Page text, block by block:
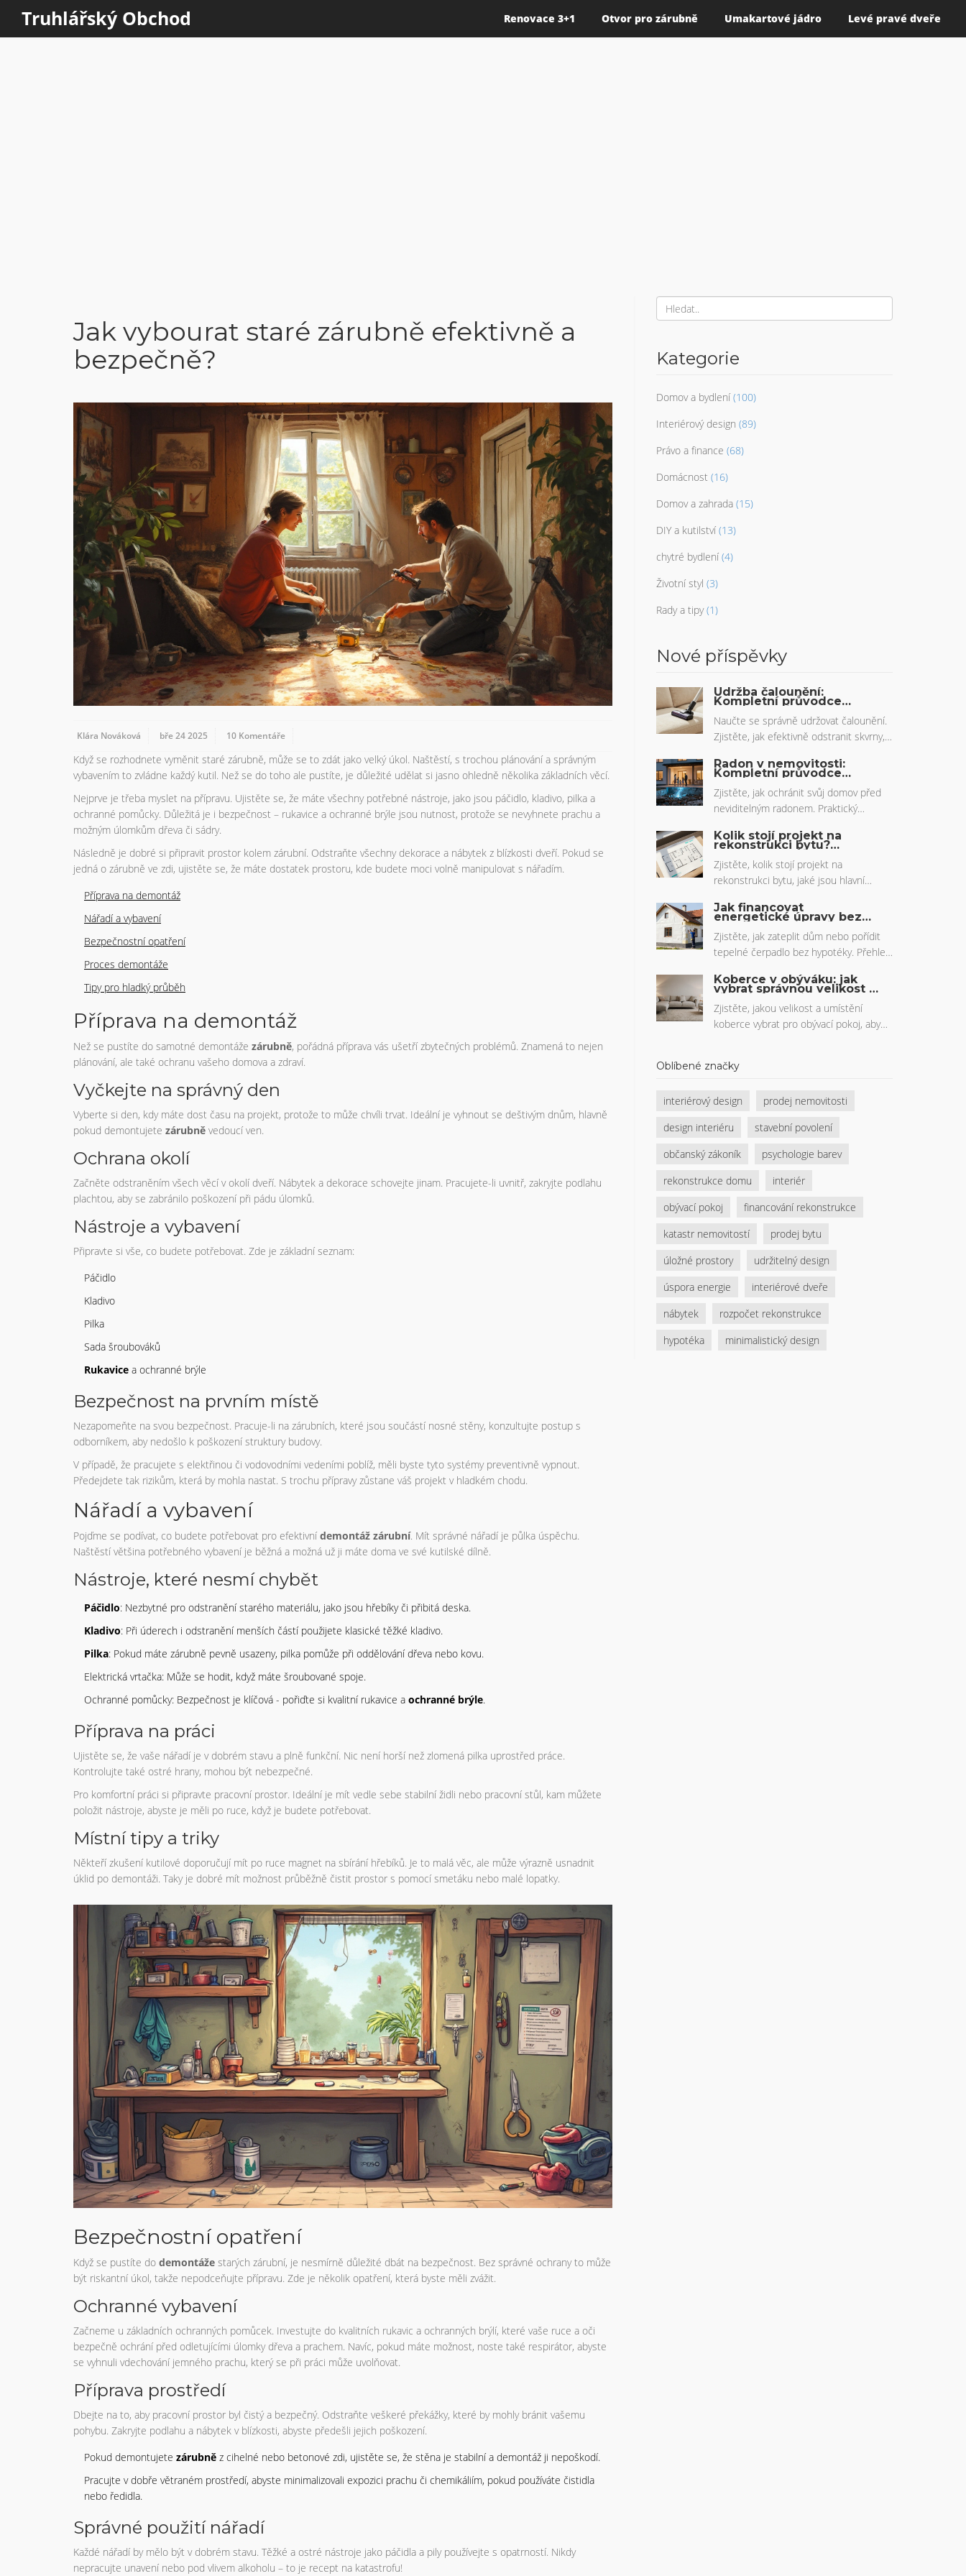
Truhlářský Obchod Renovace 3+1 Otvor pro zárubně Umakartové jádro Levé pravé dveře
Jak vybourat staré zárubně efektivně a
bezpečně?
Klára Nováková bře 24 2025 10 Komentáře
Když se rozhodnete vyměnit staré zárubně, může se to zdát jako velký úkol. Naštěstí, s trochou plánování a správným
vybavením to zvládne každý kutil. Než se do toho ale pustíte, je důležité udělat si jasno ohledně několika základních věcí.
Nejprve je třeba myslet na přípravu. Ujistěte se, že máte všechny potřebné nástroje, jako jsou páčidlo, kladivo, pilka a
ochranné pomůcky. Důležitá je i bezpečnost – rukavice a ochranné brýle jsou nutnost, protože se nevyhnete prachu a
možným úlomkům dřeva či sádry.
Následně je dobré si připravit prostor kolem zárubní. Odstraňte všechny dekorace a nábytek z blízkosti dveří. Pokud se
jedná o zárubně ve zdi, ujistěte se, že máte dostatek prostoru, kde budete moci volně manipulovat s nářadím.
Příprava na demontáž
Nářadí a vybavení
Bezpečnostní opatření
Proces demontáže
Tipy pro hladký průběh
Příprava na demontáž
Než se pustíte do samotné demontáže zárubně, pořádná příprava vás ušetří zbytečných problémů. Znamená to nejen
plánování, ale také ochranu vašeho domova a zdraví.
Vyčkejte na správný den
Vyberte si den, kdy máte dost času na projekt, protože to může chvíli trvat. Ideální je vyhnout se deštivým dnům, hlavně
pokud demontujete zárubně vedoucí ven.
Ochrana okolí
Začněte odstraněním všech věcí v okolí dveří. Nábytek a dekorace schovejte jinam. Pracujete-li uvnitř, zakryjte podlahu
plachtou, aby se zabránilo poškození při pádu úlomků.
Nástroje a vybavení
Připravte si vše, co budete potřebovat. Zde je základní seznam:
Páčidlo
Kladivo
Pilka
Sada šroubováků
Rukavice a ochranné brýle
Bezpečnost na prvním místě
Nezapomeňte na svou bezpečnost. Pracuje-li na zárubních, které jsou součástí nosné stěny, konzultujte postup s
odborníkem, aby nedošlo k poškození struktury budovy.
V případě, že pracujete s elektřinou či vodovodními vedeními poblíž, měli byste tyto systémy preventivně vypnout.
Předejdete tak rizikům, která by mohla nastat. S trochu přípravy zůstane váš projekt v hladkém chodu.
Nářadí a vybavení
Pojďme se podívat, co budete potřebovat pro efektivní demontáž zárubní. Mít správné nářadí je půlka úspěchu.
Naštěstí většina potřebného vybavení je běžná a možná už ji máte doma ve své kutilské dílně.
Nástroje, které nesmí chybět
Páčidlo: Nezbytné pro odstranění starého materiálu, jako jsou hřebíky či přibitá deska.
Kladivo: Při úderech i odstranění menších částí použijete klasické těžké kladivo.
Pilka: Pokud máte zárubně pevně usazeny, pilka pomůže při oddělování dřeva nebo kovu.
Elektrická vrtačka: Může se hodit, když máte šroubované spoje.
Ochranné pomůcky: Bezpečnost je klíčová - pořiďte si kvalitní rukavice a ochranné brýle.
Příprava na práci
Ujistěte se, že vaše nářadí je v dobrém stavu a plně funkční. Nic není horší než zlomená pilka uprostřed práce.
Kontrolujte také ostré hrany, mohou být nebezpečné.
Pro komfortní práci si připravte pracovní prostor. Ideální je mít vedle sebe stabilní židli nebo pracovní stůl, kam můžete
položit nástroje, abyste je měli po ruce, když je budete potřebovat.
Místní tipy a triky
Někteří zkušení kutilové doporučují mít po ruce magnet na sbírání hřebíků. Je to malá věc, ale může výrazně usnadnit
úklid po demontáži. Taky je dobré mít možnost průběžně čistit prostor s pomocí smetáku nebo malé lopatky.
Bezpečnostní opatření
Když se pustíte do demontáže starých zárubní, je nesmírně důležité dbát na bezpečnost. Bez správné ochrany to může
být riskantní úkol, takže nepodceňujte přípravu. Zde je několik opatření, která byste měli zvážit.
Ochranné vybavení
Začneme u základních ochranných pomůcek. Investujte do kvalitních rukavic a ochranných brýlí, které vaše ruce a oči
bezpečně ochrání před odletujícími úlomky dřeva a prachem. Navíc, pokud máte možnost, noste také respirátor, abyste
se vyhnuli vdechování jemného prachu, který se při práci může uvolňovat.
Příprava prostředí
Dbejte na to, aby pracovní prostor byl čistý a bezpečný. Odstraňte veškeré překážky, které by mohly bránit vašemu
pohybu. Zakryjte podlahu a nábytek v blízkosti, abyste předešli jejich poškození.
Pokud demontujete zárubně z cihelné nebo betonové zdi, ujistěte se, že stěna je stabilní a demontáž ji nepoškodí.
Pracujte v dobře větraném prostředí, abyste minimalizovali expozici prachu či chemikáliím, pokud používáte čistidla
nebo ředidla.
Správné použití nářadí
Každé nářadí by mělo být v dobrém stavu. Těžké a ostré nástroje jako páčidla a pily používejte s opatrností. Nikdy
nepracujte unavení nebo pod vlivem alkoholu – to je recept na katastrofu!
Kategorie
Domov a bydlení (100)
Interiérový design (89)
Právo a finance (68)
Domácnost (16)
Domov a zahrada (15)
DIY a kutilství (13)
chytré bydlení (4)
Životní styl (3)
Rady a tipy (1)
Nové příspěvky
Údržba čalounění:
Kompletní průvodce
vysáváním, impregnací a
odstraňováním skvrn
Naučte se správně udržovat čalounění.
Zjistěte, jak efektivně odstranit skvrny,
klíčové pro dlouhou životnost nábytku.
Radon v nemovitosti:
Kompletní průvodce
měřením a ochranou
zdraví
Zjistěte, jak ochránit svůj domov před
neviditelným radonem. Praktický
a osvědčenými metodami sanace pro
Kolik stojí projekt na
rekonstrukci bytu?
Kompletní průvodce
cenami a rozpočtem
Zjistěte, kolik stojí projekt na
rekonstrukci bytu, jaké jsou hlavní
úsporu i skryté náklady.
Jak financovat
energetické úpravy bez
hypotéky: Nejlepší
alternativy
Zjistěte, jak zateplit dům nebo pořídit
tepelné čerpadlo bez hypotéky. Přehled
podnikatele a tipy na stavební spoření.
Koberce v obýváku: jak
vybrat správnou velikost a
umístit je pro ideální
vzhled
Zjistěte, jakou velikost a umístění
koberce vybrat pro obývací pokoj, aby
reálných dat.
Oblíbené značky
interiérový design
prodej nemovitosti
design interiéru
stavební povolení
občanský zákoník
psychologie barev
rekonstrukce domu
interiér
obývací pokoj
financování rekonstrukce
katastr nemovitostí
prodej bytu
úložné prostory
udržitelný design
úspora energie
interiérové dveře
nábytek
rozpočet rekonstrukce
hypotéka
minimalistický design